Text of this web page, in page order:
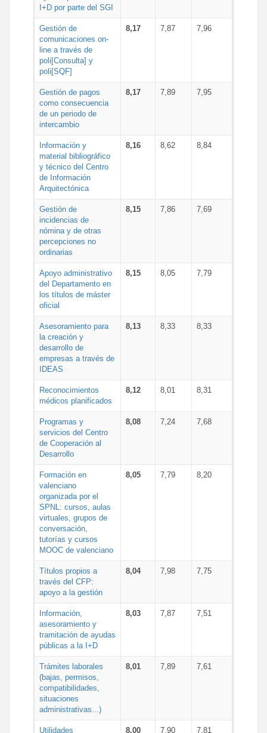
I+D por parte del SGI
Gestión de
comunicaciones on-
line a través de
poli[Consulta] y
poli[SQF]
8,17 7,87 7,96
Gestión de pagos
como consecuencia
de un periodo de
intercambio
8,17 7,89 7,95
Información y
material bibliográfico
y técnico del Centro
de Información
Arquitectónica
8,16 8,62 8,84
Gestión de
incidencias de
nómina y de otras
percepciones no
ordinarias
8,15 7,86 7,69
Apoyo administrativo
del Departamento en
los títulos de máster
oficial
8,15 8,05 7,79
Asesoramiento para
la creación y
desarrollo de
empresas a través de
IDEAS
8,13 8,33 8,33
Reconocimientos
médicos planificados
8,12 8,01 8,31
Programas y
servicios del Centro
de Cooperación al
Desarrollo
8,08 7,24 7,68
Formación en
valenciano
organizada por el
SPNL: cursos, aulas
virtuales, grupos de
conversación,
tutorías y cursos
MOOC de valenciano
8,05 7,79 8,20
Títulos propios a
través del CFP:
apoyo a la gestión
8,04 7,98 7,75
Información,
asesoramiento y
tramitación de ayudas
públicas a la I+D
8,03 7,87 7,51
Trámites laborales
(bajas, permisos,
compatibilidades,
situaciones
administrativas...)
8,01 7,89 7,61
Utilidades
8,00 7,90 7,81